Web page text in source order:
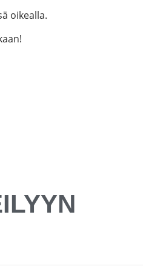
oikealla.